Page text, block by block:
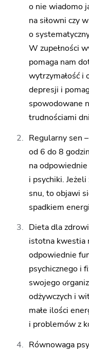
o nie wiadomo
na siłowni czy
o
W zupełności
pomaga nam
wytrzymałość i
depresji i
spowodowane
trudnościami
Regularny sen
od 6 do 8
na
i psychiki.
snu, to objawi
spadkiem
Dieta dla
istotna kwestia
odpowiednie
psychicznego i
swojego
odżywczych i
małe ilości
i problemów z
Równowaga